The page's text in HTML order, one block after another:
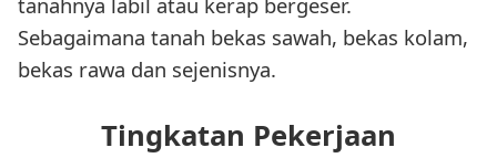
Sebagaimana tanah bekas sawah, bekas kolam,
bekas rawa dan sejenisnya.
Tingkatan Pekerjaan